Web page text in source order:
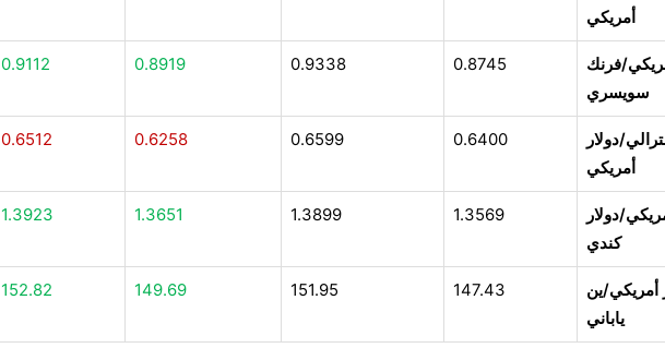
أمريكي
فرنك
سويسري
0.8745
0.9338
0.8919
0.9112
دولار
أمريكي
0.6400
0.6599
0.6258
0.6512
دولار
كندي
1.3569
1.3899
1.3651
1.3923
أمريكي/ين
ياباني
147.43
151.95
149.69
152.82